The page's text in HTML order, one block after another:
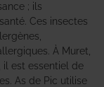
; ils
Ces insectes
À Muret,
est essentiel de
As de Pic utilise